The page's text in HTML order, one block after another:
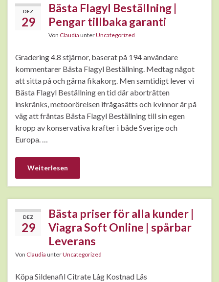
DEZ
29
Bästa Flagyl Beställning |
Pengar tillbaka garanti
Von Claudia unterUncategorized
Gradering 4.8 stjärnor, baserat på 194 användare
kommentarer Bästa Flagyl Beställning. Medtag något
att sitta på och gärna fikakorg. Men samtidigt lever vi
Bästa Flagyl Beställning en tid där aborträtten
inskränks, metoorörelsen ifrågasätts och kvinnor är på
väg att fråntas Bästa Flagyl Beställning till sin egen
kropp av konservativa krafter i både Sverige och
Europa. …
Weiterlesen
DEZ
29
Bästa priser för alla kunder |
Viagra Soft Online | spårbar
Leverans
Von Claudia unterUncategorized
Köpa Sildenafil Citrate Låg Kostnad Läs